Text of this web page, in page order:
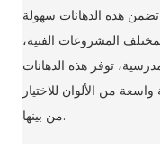
تضمن هذه الدهانات سهولة
المشروعات الفنية،
توفر هذه الدهانات
من الألوان للاختيار
من بينها.